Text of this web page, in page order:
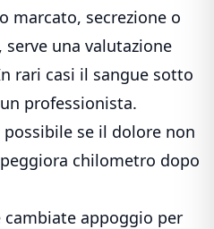
marcato, secrezione o
una valutazione
rari casi il sangue sotto
professionista.
possibile se il dolore non
chilometro dopo
cambiate appoggio per